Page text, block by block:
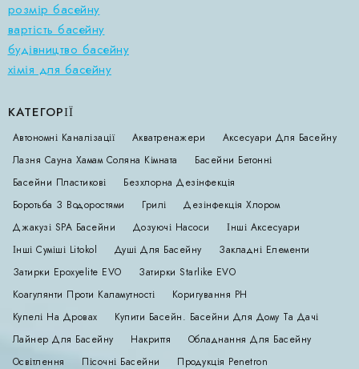
розмір басейну
вартість басейну
будівництво басейну
хімія для басейну
КАТЕГОРІЇ
Автономні Каналізації Акватренажери
Аксесуари Для Басейну
Лазня Сауна Хамам Соляна Кімната
Басейни Бетонні
Басейни Пластикові
Безхлорна Дезінфекція
Боротьба З Водоростями
Грилі
Дезінфекція Хлором
Джакузі SPA Басейни
Дозуючі Насоси
Інші Аксесуари
Інші Суміші Litokol
Душі Для Басейну
Закладні Елементи
Затирки Epoxyelite EVO
Затирки Starlike EVO
Коагулянти Проти Каламутності
Коригування РН
Купелі На Дровах
Купити Басейн. Басейни Для Дому Та Дачі
Лайнер Для Басейну
Накриття
Обладнання Для Басейну
Освітлення
Пісочні Басейни Продукція Penetron